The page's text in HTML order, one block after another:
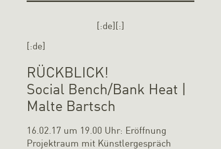
[:de][:]
[:de]
RÜCKBLICK!
Social Bench/Bank Heat |
Malte Bartsch
16.02.17 um 19.00 Uhr: Eröffnung
Projektraum mit Künstlergespräch